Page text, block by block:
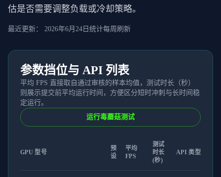
估是否需要调整负载或冷却策略。
最近更新： 2026年6月24日 统计每周刷新
参数挡位与 API 列表
平均 FPS 直接取自通过审核的样本均值，测试时长（秒）
则展示提交前平均运行时间，方便区分短时冲刺与长时间稳
定运行。
运行毒蘑菇测试
GPU 型号
预
设
平均
FPS
测试
时长
(秒)
API 类型